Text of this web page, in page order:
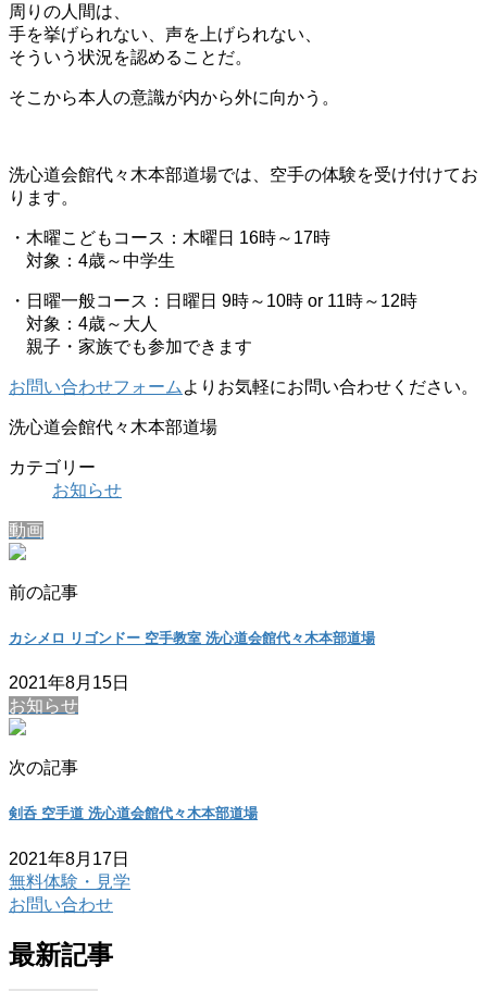
周りの人間は、
手を挙げられない、声を上げられない、
そういう状況を認めることだ。
そこから本人の意識が内から外に向かう。
洗心道会館代々木本部道場では、空手の体験を受け付けてお
ります。
・木曜こどもコース：木曜日 16時～17時
対象：4歳～中学生
・日曜一般コース：日曜日 9時～10時 or 11時～12時
対象：4歳～大人
親子・家族でも参加できます
お問い合わせフォーム よりお気軽にお問い合わせください。
洗心道会館代々木本部道場
カテゴリー
お知らせ
動画
前の記事
カシメロ リゴンドー 空手教室 洗心道会館代々木本部道場
2021年8月15日
お知らせ
次の記事
剣呑 空手道 洗心道会館代々木本部道場
2021年8月17日
無料体験・見学
お問い合わせ
最新記事